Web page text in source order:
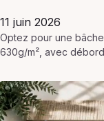
11 juin 2026
Optez pour une
630g/m², avec